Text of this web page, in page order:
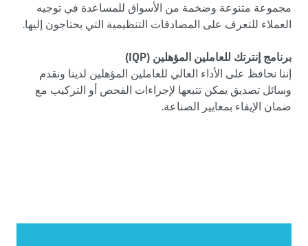
مجموعة متنوعة وضخمة من الأسواق للمساعدة في توجيه
العملاء للتعرف على المصادقات التنظيمية التي يحتاجون إليها.
برنامج إنترتك للعاملين المؤهلين (IQP)
إننا نحافظ على الأداء العالي للعاملين المؤهلين لدينا ونقدم
وسائل تصديق يمكن تتبعها لإجراءات الفحص أو التركيب مع
ضمان الإيفاء بمعايير الصناعة.